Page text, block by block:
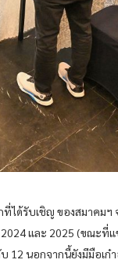
ด้รับเชิญ ของสมาคมฯ
และ 2025 (ขณะที่
นอกจากนี้ยังมีมือเก๋า